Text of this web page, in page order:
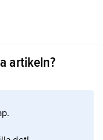
på
stärka
av en
den.
artikeln?